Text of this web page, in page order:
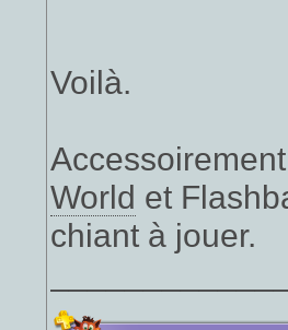
Le topic a été
l'expérience, et
SNES, que je
allant
finalement
comme dit plus
Voilà.
World et
chiant à jouer.